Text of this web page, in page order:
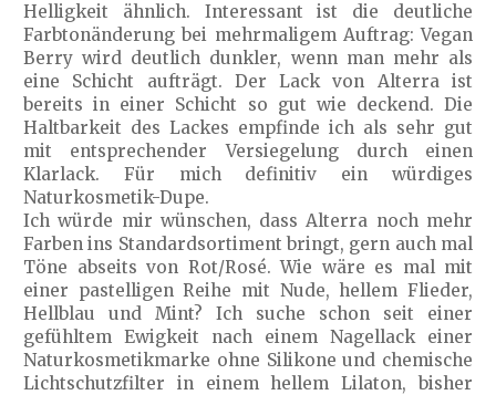
Helligkeit ähnlich. Interessant ist die deutliche
Farbtonänderung bei mehrmaligem Auftrag: Vegan
Berry wird deutlich dunkler, wenn man mehr als
eine Schicht aufträgt. Der Lack von Alterra ist
bereits in einer Schicht so gut wie deckend. Die
Haltbarkeit des Lackes empfinde ich als sehr gut
mit entsprechender Versiegelung durch einen
Klarlack. Für mich definitiv ein würdiges
Naturkosmetik-Dupe.
Ich würde mir wünschen, dass Alterra noch mehr
Farben ins Standardsortiment bringt, gern auch mal
Töne abseits von Rot/Rosé. Wie wäre es mal mit
einer pastelligen Reihe mit Nude, hellem Flieder,
Hellblau und Mint? Ich suche schon seit einer
gefühltem Ewigkeit nach einem Nagellack einer
Naturkosmetikmarke ohne Silikone und chemische
Lichtschutzfilter in einem hellem Lilaton, bisher